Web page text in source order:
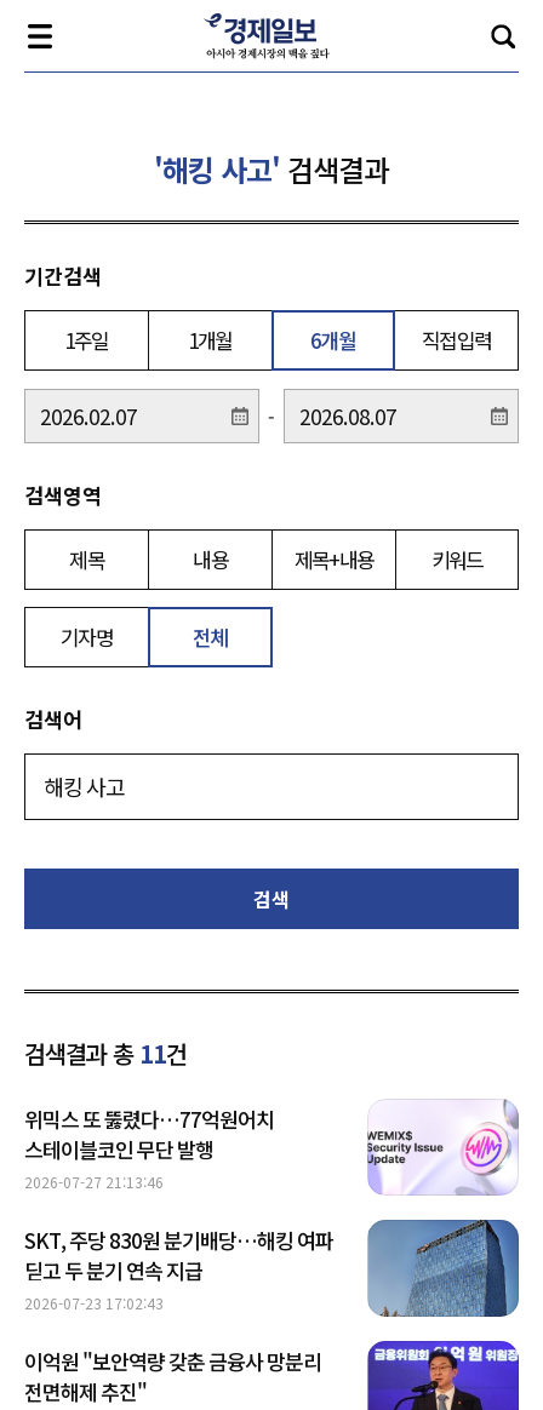
'해킹 사고' 검색결과
기간검색
1주일 1개월 6개월 직접입력
-
검색영역
제목 내용 제목+내용 키워드
기자명 전체
검색어
검색
검색결과 총 11건
위믹스 또 뚫렸다…77억원어치
스테이블코인 무단 발행
2026-07-27 21:13:46
SKT, 주당 830원 분기배당…해킹 여파
딛고 두 분기 연속 지급
2026-07-23 17:02:43
이억원 "보안역량 갖춘 금융사 망분리
전면해제 추진"